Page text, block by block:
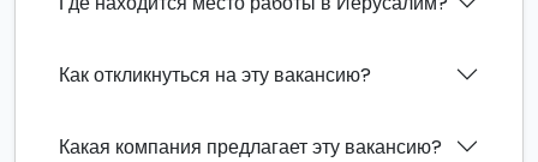
Как откликнуться на эту вакансию?
Какая компания предлагает эту вакансию?